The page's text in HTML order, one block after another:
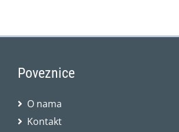
Poveznice
O nama
Kontakt